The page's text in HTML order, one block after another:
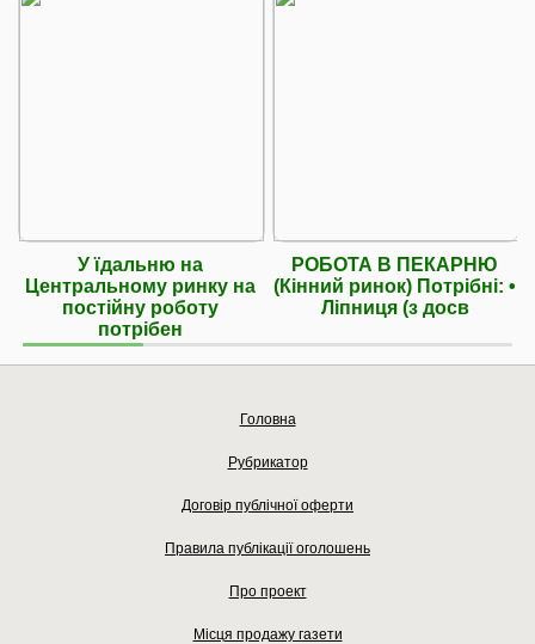
У їдальню на
Центральному ринку на
постійну роботу
потрібен
РОБОТА В ПЕКАРНЮ
(Кінний ринок) Потрібні: •
Ліпниця (з досв
Головна
Рубрикатор
Договір публічної оферти
Правила публікації оголошень
Про проект
Місця продажу газети